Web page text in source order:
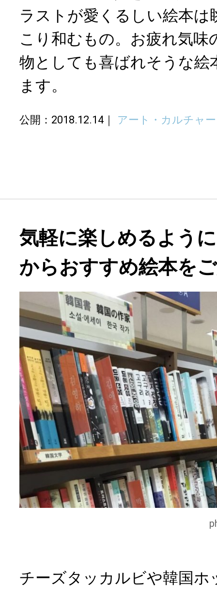
ラストが愛くるしい絵本は
こり和むもの。お疲れ気味
物としても喜ばれそうな絵
ます。
公開：2018.12.14 アート・カルチャー
気軽に楽しめるよう
からおすすめ絵本を
チーズタッカルビや韓国ホ